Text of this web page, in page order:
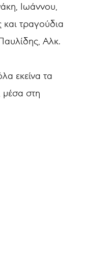
Ιωάννου,
τραγούδια
Αλκ.
εκείνα τα
μέσα στη